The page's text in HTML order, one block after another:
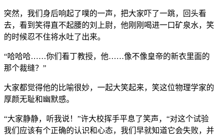
突然，我们身后响起了噗的一声，把大家吓了一跳，回头看
去，看到笑得直不起腰的刘上尉，他刚刚喝进一口矿泉水，笑
的时候忍不住将水吐了出来。
“哈哈哈……你们看丁教授，他……像不像皇帝的新衣里面的
那个裁缝？”
大家都觉得他的比喻很妙，一起大笑起来，笑这位物理学家的
厚颜无耻和幽默感。
“大家静静，听我说！”许大校挥手平息了笑声，“对这个试验
我们应该有个正确的认识和心态，我们早就知道它会失败，并